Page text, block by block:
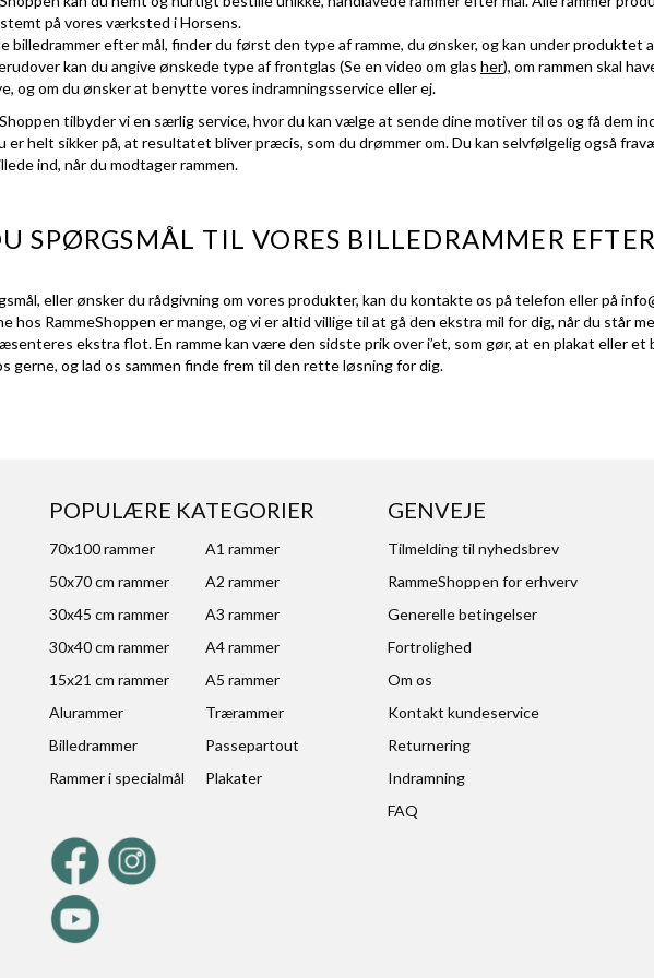
på vores værksted i Horsens.
billedrammer efter mål, finder du først den type af ramme, du ønsker, og kan under produktet
kan du angive ønskede type af frontglas (Se en video om glas her), om rammen skal
og om du ønsker at benytte vores indramningsservice eller ej.
tilbyder vi en særlig service, hvor du kan vælge at sende dine motiver til os og få dem
er helt sikker på, at resultatet bliver præcis, som du drømmer om. Du kan selvfølgelig også
ind, når du modtager rammen.
SPØRGSMÅL TIL VORES BILLEDRAMMER
eller ønsker du rådgivning om vores produkter, kan du kontakte os på telefon eller på
hos RammeShoppen er mange, og vi er altid villige til at gå den ekstra mil for dig, når du står
ekstra flot. En ramme kan være den sidste prik over i’et, som gør, at en plakat eller et
gerne, og lad os sammen finde frem til den rette løsning for dig.
POPULÆRE KATEGORIER
70x100 rammer
A1 rammer
50x70 cm rammer
A2 rammer
30x45 cm rammer
A3 rammer
30x40 cm rammer
A4 rammer
15x21 cm rammer
A5 rammer
Alurammer
Trærammer
Billedrammer
Passepartout
Rammer i specialmål
Plakater
GENVEJE
Tilmelding til nyhedsbrev
RammeShoppen for erhverv
Generelle betingelser
Fortrolighed
Om os
Kontakt kundeservice
Returnering
Indramning
FAQ